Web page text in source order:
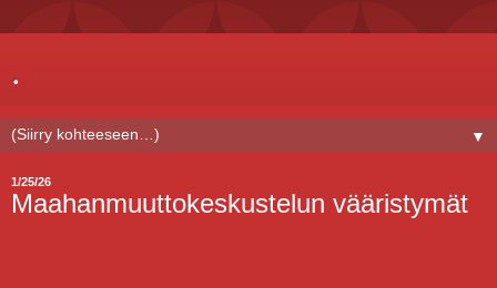
.
▼
1/25/26
Maahanmuuttokeskustelun vääristymät